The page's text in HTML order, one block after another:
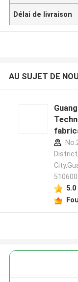
Délai de livraison
AU SUJET DE
5.0